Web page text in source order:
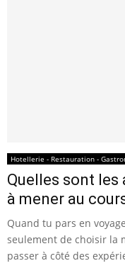
Hotellerie - Restauration -
Quelles sont
à mener au
Quand tu pars en
seulement de choisir la
passer à côté des